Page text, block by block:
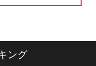
ング